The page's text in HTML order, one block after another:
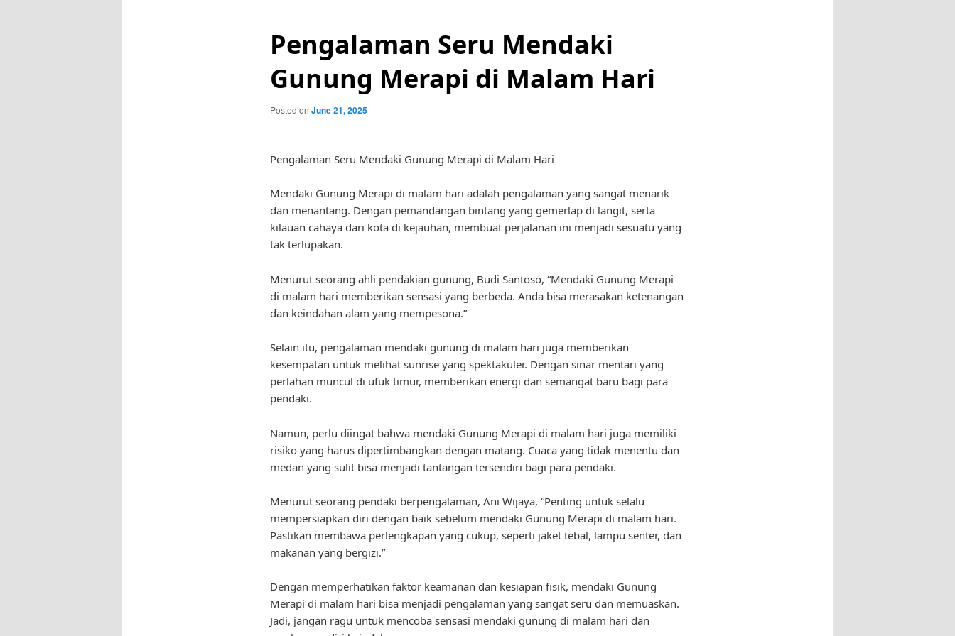
Pengalaman Seru Mendaki
Gunung Merapi di Malam Hari
Posted on June 21, 2025
Pengalaman Seru Mendaki Gunung Merapi di Malam Hari
Mendaki Gunung Merapi di malam hari adalah pengalaman yang sangat menarik
dan menantang. Dengan pemandangan bintang yang gemerlap di langit, serta
kilauan cahaya dari kota di kejauhan, membuat perjalanan ini menjadi sesuatu yang
tak terlupakan.
Menurut seorang ahli pendakian gunung, Budi Santoso, “Mendaki Gunung Merapi
di malam hari memberikan sensasi yang berbeda. Anda bisa merasakan ketenangan
dan keindahan alam yang mempesona.”
Selain itu, pengalaman mendaki gunung di malam hari juga memberikan
kesempatan untuk melihat sunrise yang spektakuler. Dengan sinar mentari yang
perlahan muncul di ufuk timur, memberikan energi dan semangat baru bagi para
pendaki.
Namun, perlu diingat bahwa mendaki Gunung Merapi di malam hari juga memiliki
risiko yang harus dipertimbangkan dengan matang. Cuaca yang tidak menentu dan
medan yang sulit bisa menjadi tantangan tersendiri bagi para pendaki.
Menurut seorang pendaki berpengalaman, Ani Wijaya, “Penting untuk selalu
mempersiapkan diri dengan baik sebelum mendaki Gunung Merapi di malam hari.
Pastikan membawa perlengkapan yang cukup, seperti jaket tebal, lampu senter, dan
makanan yang bergizi.”
Dengan memperhatikan faktor keamanan dan kesiapan fisik, mendaki Gunung
Merapi di malam hari bisa menjadi pengalaman yang sangat seru dan memuaskan.
Jadi, jangan ragu untuk mencoba sensasi mendaki gunung di malam hari dan